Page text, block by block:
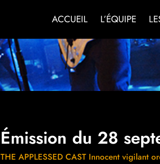
ACCUEIL L’ÉQUIPE
Émission du 28
THE APPLESSED CAST Innocent vigilant